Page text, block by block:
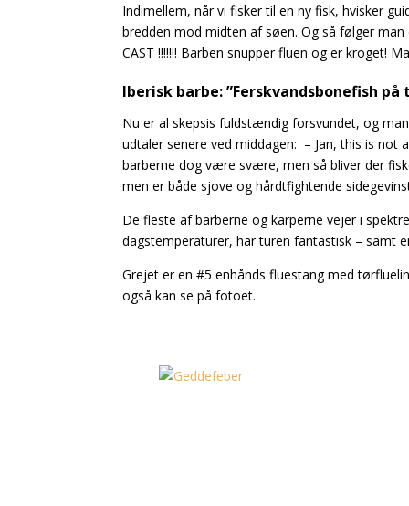
Indimellem, når vi fisker til en ny fisk, hvisker
bredden mod midten af søen. Og så følger
CAST !!!!!!! Barben snupper fluen og er kroget!
Iberisk barbe: ”Ferskvandsbonefish på
Nu er al skepsis fuldstændig forsvundet, og
udtaler senere ved middagen: – Jan, this is
barberne dog være svære, men så bliver der
men er både sjove og hårdtfightende
De fleste af barberne og karperne vejer i
dagstemperaturer, har turen fantastisk – samt
Grejet er en #5 enhånds fluestang med
også kan se på fotoet.